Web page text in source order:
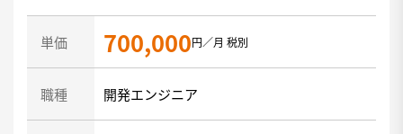
単価 700,000円／月 税別
職種 開発エンジニア